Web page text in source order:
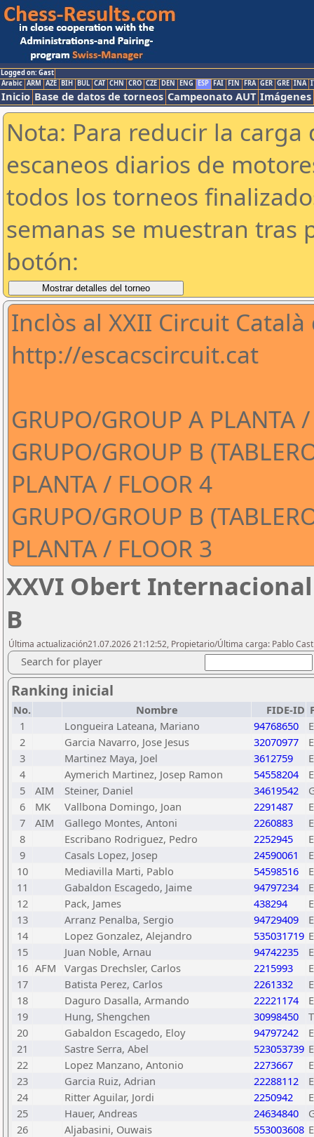
Logged on: Gast
Arabic ARM AZE BIH BUL CAT CHN CRO CZE DEN ENG ESP FAI FIN FRA GER GRE INA
Inicio Base de datos de torneos Campeonato AUT Imágenes
Nota: Para reducir la
escaneos diarios de
todos los torneos
semanas se muestran tras
botón:
Inclòs al XXII Circuit
http://escacscircuit.cat
GRUPO/GROUP A PLANTA
GRUPO/GROUP B
PLANTA / FLOOR 4
GRUPO/GROUP B
PLANTA / FLOOR 3
XXVI Obert
B
Última actualización21.07.2026 21:12:52, Propietario/Última carga: Pablo
Search for player
Ranking inicial
No. Nombre FIDE-ID
1
Longueira Lateana, Mariano 94768650
2
Garcia Navarro, Jose Jesus 32070977
3
Martinez Maya, Joel 3612759
4
Aymerich Martinez, Josep Ramon 54558204
5
AIM Steiner, Daniel 34619542
6
MK Vallbona Domingo, Joan 2291487
7
AIM Gallego Montes, Antoni 2260883
8
Escribano Rodriguez, Pedro 2252945
9
Casals Lopez, Josep 24590061
10
Mediavilla Marti, Pablo 54598516
11
Gabaldon Escagedo, Jaime 94797234
12
Pack, James 438294
13
Arranz Penalba, Sergio 94729409
14
Lopez Gonzalez, Alejandro 535031719
15
Juan Noble, Arnau 94742235
16 AFM Vargas Drechsler, Carlos 2215993
17
Batista Perez, Carlos 2261332
18
Daguro Dasalla, Armando 22221174
19
Hung, Shengchen 30998450
20
Gabaldon Escagedo, Eloy 94797242
21
Sastre Serra, Abel 523053739
22
Lopez Manzano, Antonio 2273667
23
Garcia Ruiz, Adrian 22288112
24
Ritter Aguilar, Jordi 2250942
25
Hauer, Andreas 24634840
26
Aljabasini, Ouwais 553003608